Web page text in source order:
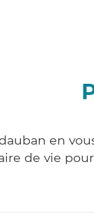
en
de vie